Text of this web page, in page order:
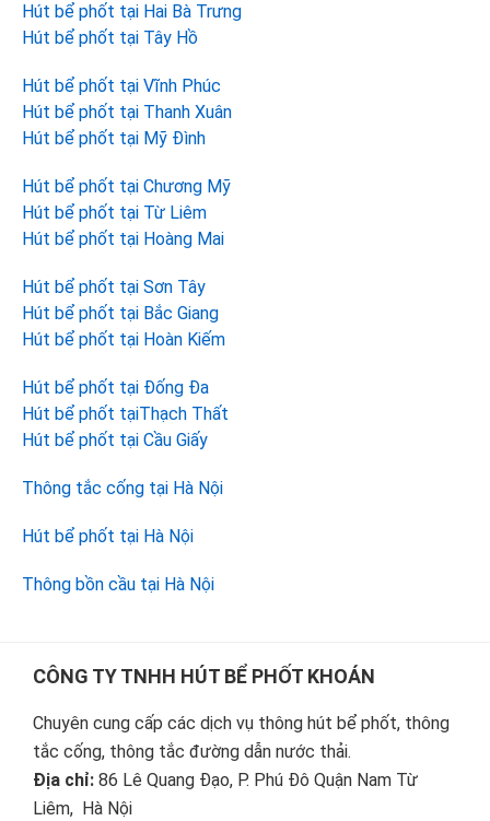
Hút bể phốt tại Hai Bà Trưng
Hút bể phốt tại Tây Hồ
Hút bể phốt tại Vĩnh Phúc
Hút bể phốt tại Thanh Xuân
Hút bể phốt tại Mỹ Đình
Hút bể phốt tại Chương Mỹ
Hút bể phốt tại Từ Liêm
Hút bể phốt tại Hoàng Mai
Hút bể phốt tại Sơn Tây
Hút bể phốt tại Bắc Giang
Hút bể phốt tại Hoàn Kiếm
Hút bể phốt tại Đống Đa
Hút bể phốt tạiThạch Thất
Hút bể phốt tại Cầu Giấy
Thông tắc cống tại Hà Nội
Hút bể phốt tại Hà Nội
Thông bồn cầu tại Hà Nội
Footer
CÔNG TY TNHH HÚT BỂ PHỐT KHOÁN
Chuyên cung cấp các dịch vụ thông hút bể phốt, thông
tắc cống, thông tắc đường dẫn nước thải.
Địa chỉ: 86 Lê Quang Đạo, P. Phú Đô Quận Nam Từ
Liêm, Hà Nội